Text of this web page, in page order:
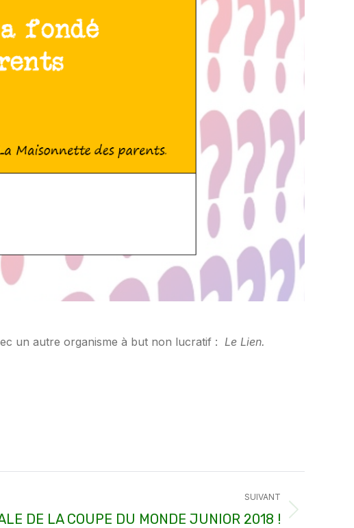
un autre organisme à but non lucratif : Le Lien.
SUIVANT
DE LA COUPE DU MONDE JUNIOR 2018 !